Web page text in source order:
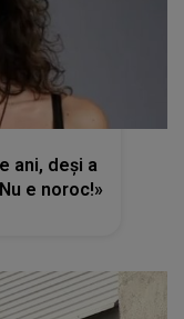
ani, deși a
e noroc!»